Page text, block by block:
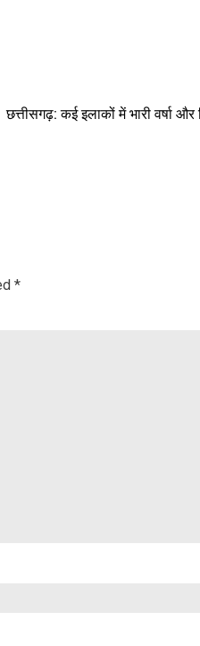
छत्तीसगढ़: कई इलाकों में भारी वर्षा
*